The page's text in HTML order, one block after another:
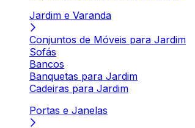
Jardim e Varanda
Conjuntos de Móveis para Jardim
Sofás
Bancos
Banquetas para Jardim
Cadeiras para Jardim
Portas e Janelas